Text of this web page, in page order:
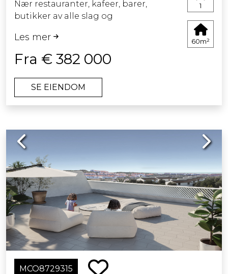
Nær restauranter, kafeer, barer,
butikker av alle slag og
Leiligheter med 1 og 2 soverom og
toppleiligheter med gode terrasser og
vakker utsikt utover havet og fjellene.
Les mer
Fra € 382 000
SE EIENDOM
1
60m²
Previous Next
MCO8729315